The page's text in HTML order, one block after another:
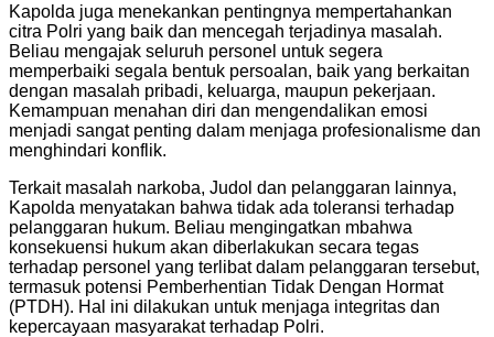
Kapolda juga menekankan pentingnya mempertahankan
citra Polri yang baik dan mencegah terjadinya masalah.
Beliau mengajak seluruh personel untuk segera
memperbaiki segala bentuk persoalan, baik yang berkaitan
dengan masalah pribadi, keluarga, maupun pekerjaan.
Kemampuan menahan diri dan mengendalikan emosi
menjadi sangat penting dalam menjaga profesionalisme dan
menghindari konflik.
Terkait masalah narkoba, Judol dan pelanggaran lainnya,
Kapolda menyatakan bahwa tidak ada toleransi terhadap
pelanggaran hukum. Beliau mengingatkan mbahwa
konsekuensi hukum akan diberlakukan secara tegas
terhadap personel yang terlibat dalam pelanggaran tersebut,
termasuk potensi Pemberhentian Tidak Dengan Hormat
(PTDH). Hal ini dilakukan untuk menjaga integritas dan
kepercayaan masyarakat terhadap Polri.